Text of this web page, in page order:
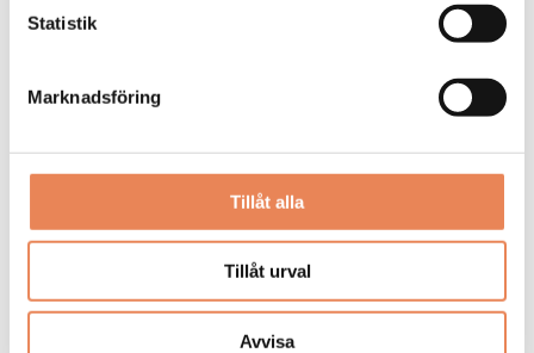
Statistik
Marknadsföring
Tillåt alla
Tillåt urval
Avvisa
KVAR:
KVAR:
Restaurant & Banquet Manager
Downtown Camper by Scandic